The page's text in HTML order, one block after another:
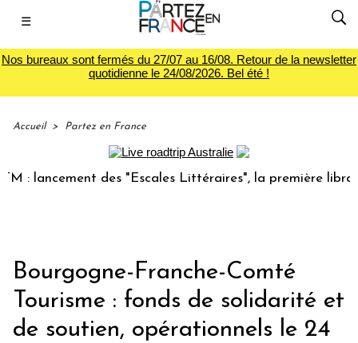
☰
Nos bureaux sont fermés du 27/07 au 16/08. Retour de la newsletter
quotidienne le 24/08/2026. Bel été !
Accueil > Partez en France
des "Escales Littéraires", la première librairie
Bourgogne-Franche-Comté
Tourisme : fonds de solidarité et
de soutien, opérationnels le 24